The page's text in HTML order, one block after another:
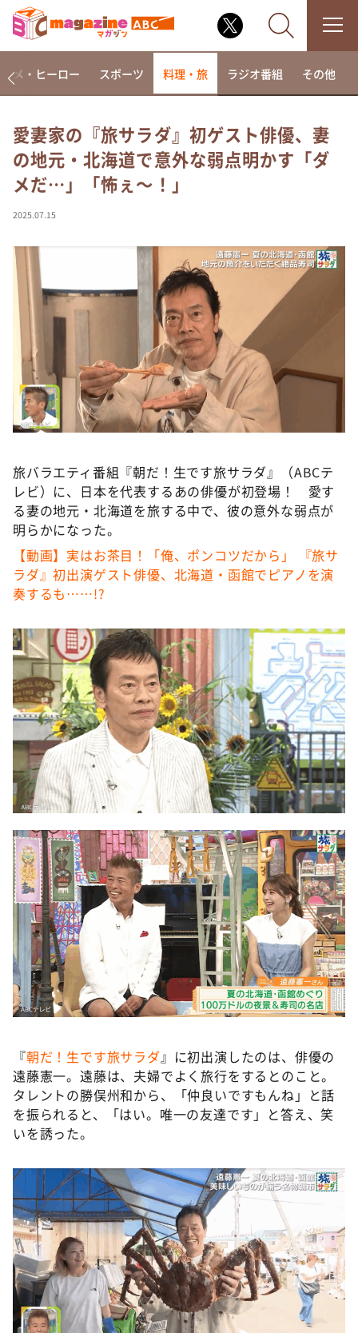
なるみ・岡村の過ぎるTV
相席食堂
これ余談なんですけど・・・
探偵！ナイトスクープ
news おかえり
河合＆A.B.C-Z塚田×福井アナ「なんでやねん！？」
DAIGOも台所 ～きょうの献立 何にする？～
本日はダイアンなり！シーズン２
朝だ！生です旅サラダ
ＬＩＦＥ～夢のカタチ～
新婚さんいらっしゃい！
ポツンと一軒家
ザキ山小屋本館
ぺこぱのまるスポ
メ・ヒーロー スポーツ 料理・旅 ラジオ番組 その他
愛妻家の『旅サラダ』初ゲスト俳優、妻
の地元・北海道で意外な弱点明かす「ダ
メだ…」「怖ぇ～！」
2025.07.15
旅バラエティ番組『朝だ！生です旅サラダ』（ABCテ
レビ）に、日本を代表するあの俳優が初登場！ 愛す
る妻の地元・北海道を旅する中で、彼の意外な弱点が
明らかになった。
【動画】実はお茶目！「俺、ポンコツだから」 『旅サ
ラダ』初出演ゲスト俳優、北海道・函館でピアノを演
奏するも……!?
『朝だ！生です旅サラダ』に初出演したのは、俳優の
遠藤憲一。遠藤は、夫婦でよく旅行をするとのこと。
タレントの勝俣州和から、「仲良いですもんね」と話
を振られると、「はい。唯一の友達です」と答え、笑
いを誘った。